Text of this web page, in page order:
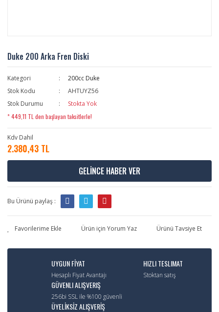
Duke 200 Arka Fren Diski
Kategori
200cc Duke
Stok Kodu
AHTUYZ56
Stok Durumu
Stokta Yok
* 449,11 TL den başlayan taksitlerle!
Kdv Dahil
2.380,43 TL
GELİNCE HABER VER
Bu Ürünü paylaş :
Ürün için Yorum Yaz Ürünü Tavsiye Et
UYGUN FİYAT
Hesaplı Fiyat Avantajı
HIZLI TESLIMAT
Stoktan satış
GÜVENLI ALIŞVERIŞ
256bi SSL ile %100 güvenli
ÜYELİKSİZ ALIŞVERİŞ